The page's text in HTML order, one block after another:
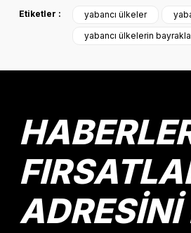
Etiketler : yabancı ülkeler
yabancı ülkelerin